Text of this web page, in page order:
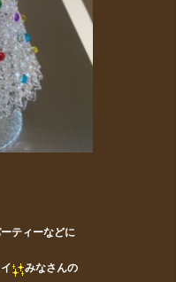
ティーなどに
みなさんの